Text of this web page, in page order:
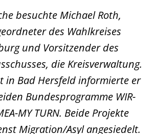
besuchte Michael Roth,
des Wahlkreises
und Vorsitzender des
die Kreisverwaltung.
in Bad Hersfeld informierte er
Bundesprogramme WIR-
MY TURN. Beide Projekte
Migration/Asyl angesiedelt.